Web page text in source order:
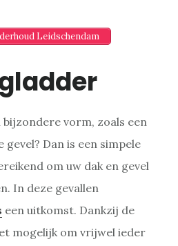
Leidschendam
vorm, zoals een
Dan is een simpele
om uw dak en gevel
In deze gevallen
een uitkomst. Dankzij de
mogelijk om vrijwel ieder